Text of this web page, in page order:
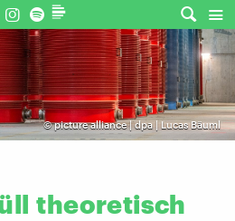
©picture alliance | dpa | Lucas Bäuml
theoretisch